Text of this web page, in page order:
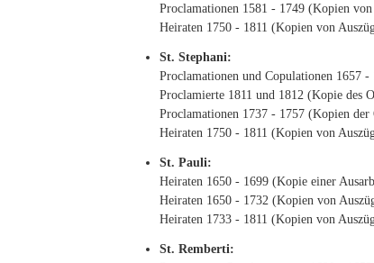
Proclamationen 1581 - 1749 (Kopien von
Heiraten 1750 - 1811 (Kopien von
St. Stephani:
Proclamationen und Copulationen 1657
Proclamierte 1811 und 1812 (Kopie des
Proclamationen 1737 - 1757 (Kopien der
Heiraten 1750 - 1811 (Kopien von
St. Pauli:
Heiraten 1650 - 1699 (Kopie einer
Heiraten 1650 - 1732 (Kopien von
Heiraten 1733 - 1811 (Kopien von
St. Remberti: